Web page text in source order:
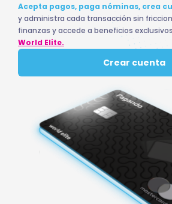
Acepta pagos, paga nóminas, crea
y administra cada transacción sin
finanzas y accede a beneficios
World Elite.
Crear cuenta